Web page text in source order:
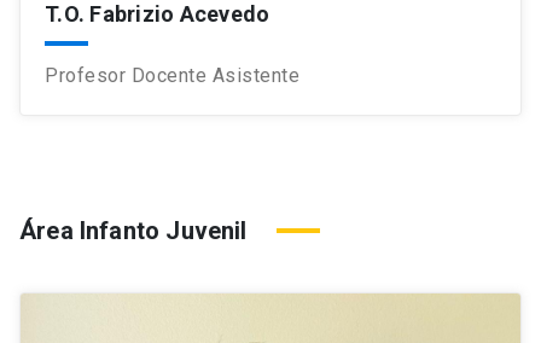
T.O. Fabrizio Acevedo
Profesor Docente Asistente
Área Infanto Juvenil